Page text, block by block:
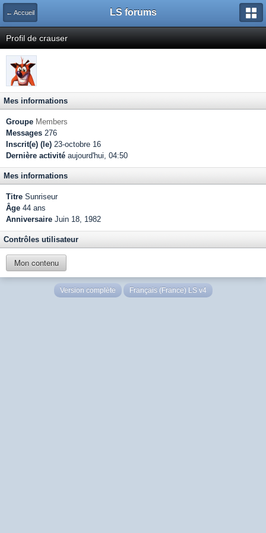
← Accueil LS forums
Profil de crauser
Mes informations
Groupe Members
Messages 276
Inscrit(e) (le) 23-octobre 16
Dernière activité aujourd'hui, 04:50
Mes informations
Titre Sunriseur
Âge 44 ans
Anniversaire Juin 18, 1982
Contrôles utilisateur
Mon contenu
Version complète Français (France) LS v4